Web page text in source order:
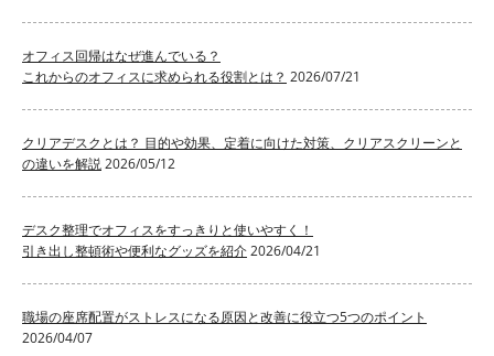
オフィス回帰はなぜ進んでいる？
これからのオフィスに求められる役割とは？ 2026/07/21
クリアデスクとは？ 目的や効果、定着に向けた対策、クリアスクリーンと
の違いを解説2026/05/12
デスク整理でオフィスをすっきりと使いやすく！
引き出し整頓術や便利なグッズを紹介2026/04/21
職場の座席配置がストレスになる原因と改善に役立つ5つのポイント
2026/04/07